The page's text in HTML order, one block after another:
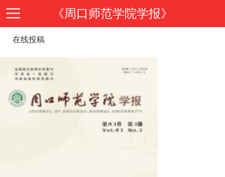
《周口师范学院学报》
首
页
期
刊
期
在线投稿